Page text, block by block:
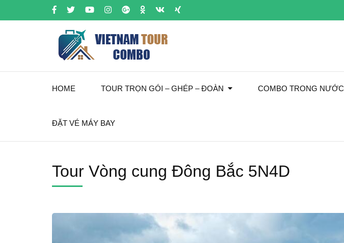
HOME TOUR TRỌN GÓI – GHÉP – ĐOÀN COMBO TRONG NƯỚC
ĐẶT VÉ MÁY BAY
Tour Vòng cung Đông Bắc 5N4D